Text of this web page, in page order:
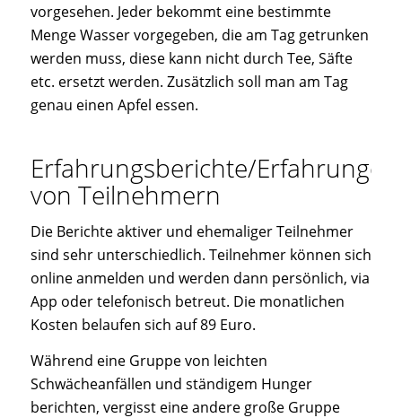
vorgesehen. Jeder bekommt eine bestimmte
Menge Wasser vorgegeben, die am Tag getrunken
werden muss, diese kann nicht durch Tee, Säfte
etc. ersetzt werden. Zusätzlich soll man am Tag
genau einen Apfel essen.
Erfahrungsberichte/Erfahrungen
von Teilnehmern
Die Berichte aktiver und ehemaliger Teilnehmer
sind sehr unterschiedlich. Teilnehmer können sich
online anmelden und werden dann persönlich, via
App oder telefonisch betreut. Die monatlichen
Kosten belaufen sich auf 89 Euro.
Während eine Gruppe von leichten
Schwächeanfällen und ständigem Hunger
berichten, vergisst eine andere große Gruppe